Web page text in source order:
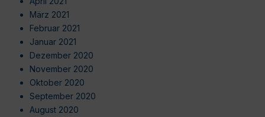
März 2021
Februar 2021
Januar 2021
Dezember 2020
November 2020
Oktober 2020
September 2020
August 2020